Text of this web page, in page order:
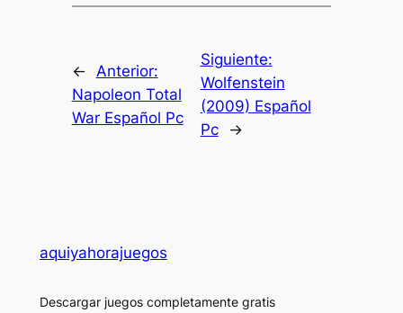
←
Anterior:
Napoleon Total
War Español Pc
Siguiente:
Wolfenstein
(2009) Español
Pc
→
aquiyahorajuegos
Descargar juegos completamente gratis